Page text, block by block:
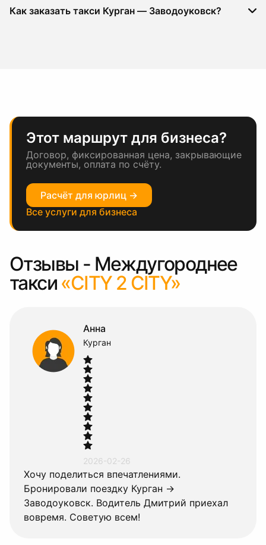
Как заказать такси Курган — Заводоуковск?
Этот маршрут для бизнеса?
Договор, фиксированная цена, закрывающие
документы, оплата по счёту.
Расчёт для юрлиц →
Все услуги для бизнеса
Отзывы - Междугороднее
такси «CITY 2 CITY»
Анна
Курган
2026-02-26
Хочу поделиться впечатлениями.
Бронировали поездку Курган →
Заводоуковск. Водитель Дмитрий приехал
вовремя. Советую всем!